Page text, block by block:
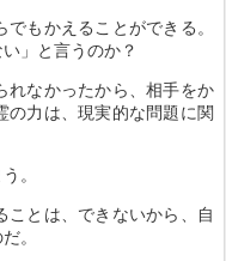
もかえることができる。
」と言うのか？
れなかったから、相手をか
の力は、現実的な問題に関
。
とは、できないから、自
。